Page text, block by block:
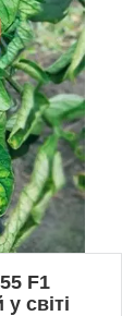
F1
світі